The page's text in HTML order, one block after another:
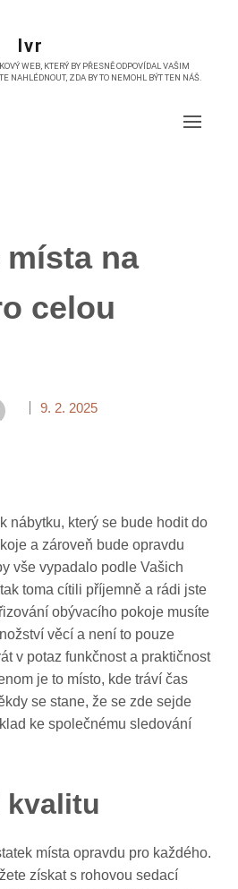
Ivr
WEB, KTERÝ BY PŘESNĚ ODPOVÍDAL VAŠIM
NAHLÉDNOUT, ZDA BY TO NEMOHL BÝT TEN NÁŠ.
na
celou
9. 2. 2025
nábytku, který se bude hodit do
a zároveň bude opravdu
vše vypadalo podle Vašich
toma cítili příjemně a rádi jste
obývacího pokoje musíte
věcí a není to pouze
v potaz funkčnost a praktičnost
je to místo, kde tráví čas
se stane, že se zde sejde
ke společnému sledování
kvalitu
místa opravdu pro každého.
získat s rohovou sedací